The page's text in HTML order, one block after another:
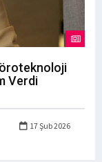
Verdi
17 Şub 2026